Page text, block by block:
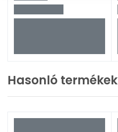
Hasonló termékek